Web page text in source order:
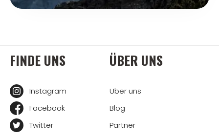
FINDE UNS
Instagram
Facebook
Twitter
ÜBER UNS
Über uns
Blog
Partner